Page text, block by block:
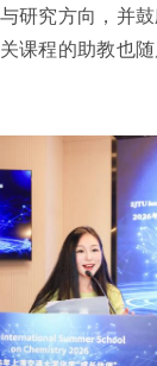
研究方向，并鼓
课程的助教也